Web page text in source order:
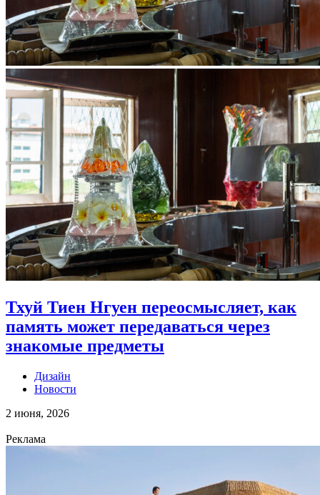
Тхуй Тиен Нгуен переосмысляет, как
память может передаваться через
знакомые предметы
Дизайн
Новости
2 июня, 2026
Реклама